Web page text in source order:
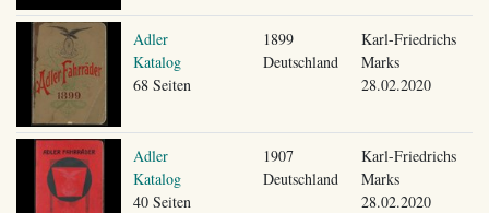
Adler
Katalog
68 Seiten
1899
Deutschland
Karl-Friedrichs
Marks
28.02.2020
Adler
Katalog
40 Seiten
1907
Deutschland
Karl-Friedrichs
Marks
28.02.2020